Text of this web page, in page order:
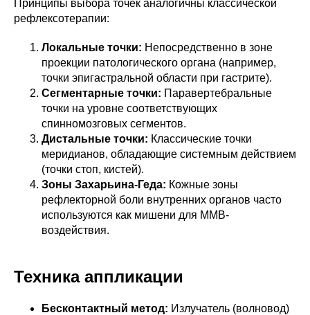
Принципы выбора точек аналогичны классической
рефлексотерапии:
Локальные точки: Непосредственно в зоне
проекции патологического органа (например,
точки эпигастральной области при гастрите).
Сегментарные точки: Паравертебральные
точки на уровне соответствующих
спинномозговых сегментов.
Дистальные точки: Классические точки
меридианов, обладающие системным действием
(точки стоп, кистей).
Зоны Захарьина-Геда: Кожные зоны
рефлекторной боли внутренних органов часто
используются как мишени для ММВ-
воздействия.
Техника аппликации
Бесконтактный метод: Излучатель (волновод)